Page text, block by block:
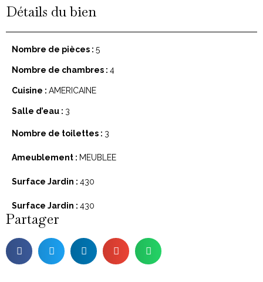
Détails du bien
Nombre de pièces : 5
Nombre de chambres : 4
Cuisine : AMERICAINE
Salle d’eau : 3
Nombre de toilettes : 3
Ameublement : MEUBLEE
Surface Jardin : 430
Surface Jardin : 430
Partager